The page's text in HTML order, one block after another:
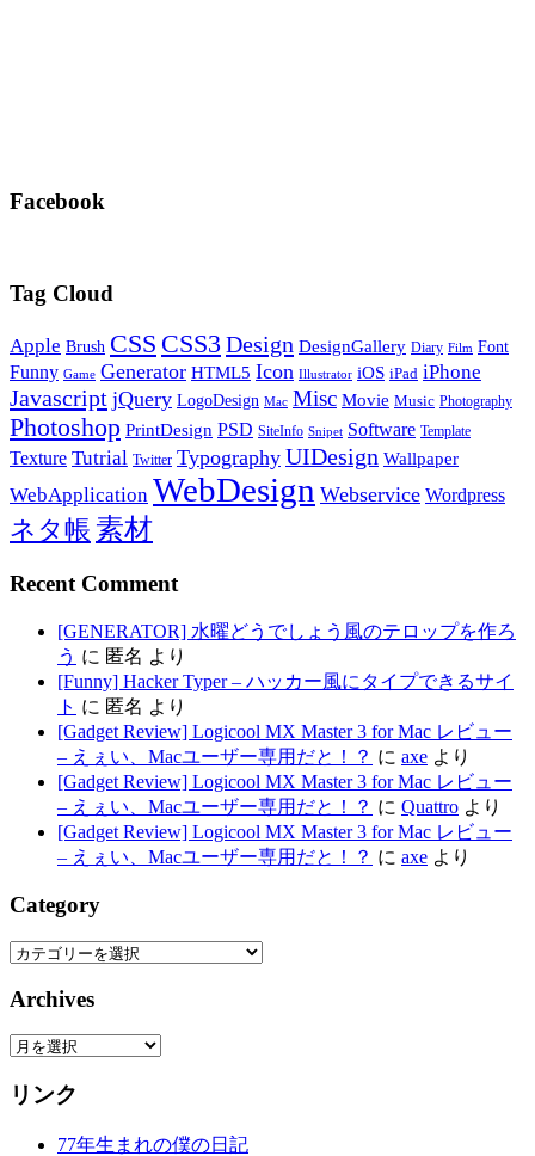
Facebook
Tag Cloud
Apple Brush CSS CSS3 Design DesignGallery Diary Film Font
Funny Game Generator HTML5 Icon Illustrator iOS iPad iPhone
Javascript jQuery LogoDesign Mac Misc Movie Music Photography
Photoshop PrintDesign PSD SiteInfo Snipet Software Template
Texture Tutrial Twitter Typography UIDesign Wallpaper
WebApplication WebDesign Webservice Wordpress
ネタ帳 素材
Recent Comment
[GENERATOR] 水曜どうでしょう風のテロップを作ろ
う に 匿名 より
[Funny] Hacker Typer – ハッカー風にタイプできるサイ
ト に 匿名 より
[Gadget Review] Logicool MX Master 3 for Mac レビュー
– えぇい、Macユーザー専用だと！？ に axe より
[Gadget Review] Logicool MX Master 3 for Mac レビュー
– えぇい、Macユーザー専用だと！？ に Quattro より
[Gadget Review] Logicool MX Master 3 for Mac レビュー
– えぇい、Macユーザー専用だと！？ に axe より
Category
Category
Archives
Archives
リンク
77年生まれの僕の日記